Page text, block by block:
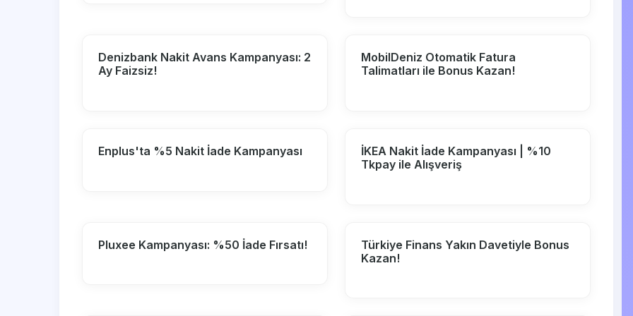
Denizbank Nakit Avans Kampanyası: 2
Ay Faizsiz!
MobilDeniz Otomatik Fatura
Talimatları ile Bonus Kazan!
Enplus'ta %5 Nakit İade Kampanyası
İKEA Nakit İade Kampanyası | %10
Tkpay ile Alışveriş
Pluxee Kampanyası: %50 İade Fırsatı!
Türkiye Finans Yakın Davetiyle Bonus
Kazan!